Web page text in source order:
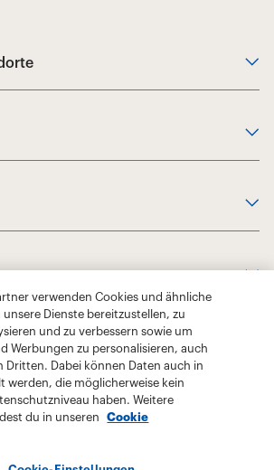
verwenden Cookies und ähnliche
Dienste bereitzustellen, zu
und zu verbessern sowie um
Werbungen zu personalisieren, auch
Dritten. Dabei können Daten auch in
werden, die möglicherweise kein
haben. Weitere
du in unseren
Cookie